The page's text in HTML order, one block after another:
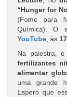
“Hunger for
(Fome para
Química). O
YouTube , às
Na palestra,
fertilizantes
alimentar
uma grande
Espero que